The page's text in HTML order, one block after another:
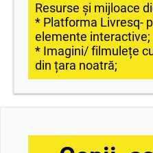
Resurse și mijloace
* Platforma Livresq-
elemente interactive;
* Imagini/ filmulețe
din țara noatră;